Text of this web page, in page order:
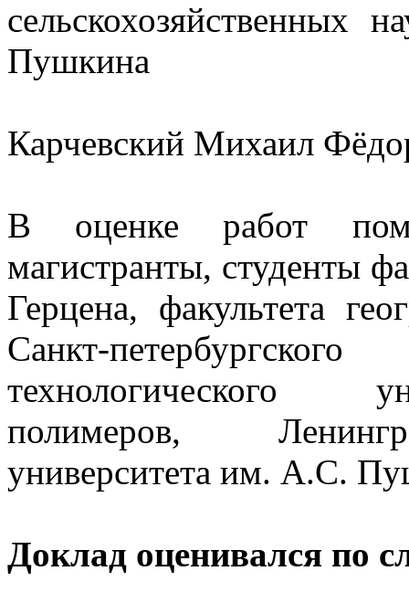
Пушкина
Карчевский Михаил
В оценке работ
магистранты, студенты
Герцена, факультета
Санкт-
технологического
полимеров,
университета им. А.С.
Доклад оценивался по